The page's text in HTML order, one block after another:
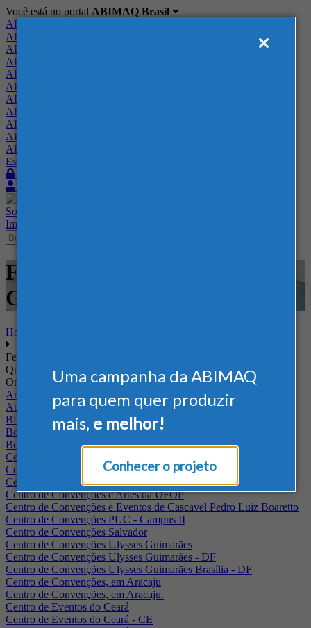
Uma campanha da ABIMAQ
para quem quer produzir
mais, e melhor!
Conhecer o projeto
Você está no portal ABIMAQ Brasil
ABIMAQ Brasil
ABIMAQ Minas Gerais
ABIMAQ Norte-Nordeste
ABIMAQ Paraná
ABIMAQ Piracicaba
ABIMAQ Ribeirão Preto
ABIMAQ Rio de Janeiro
ABIMAQ Rio Grande do Sul
ABIMAQ Santa Catarina
ABIMAQ São Paulo
ABIMAQ Vale do Paraíba
Escritório de Relações Governamentais
Sobre
Imprensa
Feiras - Espacio Riesco - -
Ginástica
Home
Feiras
Quando
Onde
Arena Jaguariuna
Auditório Albano Franco - FIEPA
Blumenau - SC
BolognaFiere
Boulevard Olimpico - RJ
Centro Internacional de Convenções do Brasil, em Brasília
Centro de Convenções - SE
Centro de Convenções de Pernambuco - PE
Centro de Convenções e Artes da UFOP
Centro de Convenções e Eventos de Cascavel Pedro Luiz Boaretto
Centro de Convenções PUC - Campus II
Centro de Convenções Salvador
Centro de Convenções Ulysses Guimarães
Centro de Convenções Ulysses Guimarães - DF
Centro de Convenções Ulysses Guimarães Brasília - DF
Centro de Convenções, em Aracaju
Centro de Convenções, em Aracaju.
Centro de Eventos do Ceará
Centro de Eventos do Ceará - CE